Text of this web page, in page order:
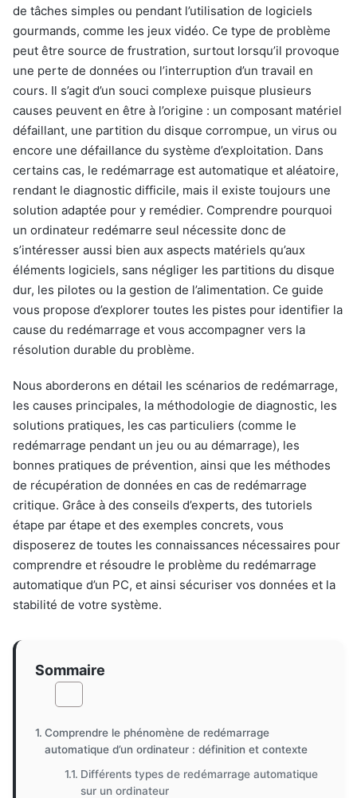
de tâches simples ou pendant l’utilisation de logiciels
gourmands, comme les jeux vidéo. Ce type de problème
peut être source de frustration, surtout lorsqu’il provoque
une perte de données ou l’interruption d’un travail en
cours. Il s’agit d’un souci complexe puisque plusieurs
causes peuvent en être à l’origine : un composant matériel
défaillant, une partition du disque corrompue, un virus ou
encore une défaillance du système d’exploitation. Dans
certains cas, le redémarrage est automatique et aléatoire,
rendant le diagnostic difficile, mais il existe toujours une
solution adaptée pour y remédier. Comprendre pourquoi
un ordinateur redémarre seul nécessite donc de
s’intéresser aussi bien aux aspects matériels qu’aux
éléments logiciels, sans négliger les partitions du disque
dur, les pilotes ou la gestion de l’alimentation. Ce guide
vous propose d’explorer toutes les pistes pour identifier la
cause du redémarrage et vous accompagner vers la
résolution durable du problème.
Nous aborderons en détail les scénarios de redémarrage,
les causes principales, la méthodologie de diagnostic, les
solutions pratiques, les cas particuliers (comme le
redémarrage pendant un jeu ou au démarrage), les
bonnes pratiques de prévention, ainsi que les méthodes
de récupération de données en cas de redémarrage
critique. Grâce à des conseils d’experts, des tutoriels
étape par étape et des exemples concrets, vous
disposerez de toutes les connaissances nécessaires pour
comprendre et résoudre le problème du redémarrage
automatique d’un PC, et ainsi sécuriser vos données et la
stabilité de votre système.
Sommaire
Comprendre le phénomène de redémarrage
automatique d’un ordinateur : définition et contexte
Différents types de redémarrage automatique
sur un ordinateur